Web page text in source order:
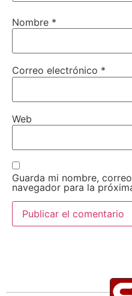
Nombre *
Correo electrónico *
Web
Guarda mi nombre,
navegador para la